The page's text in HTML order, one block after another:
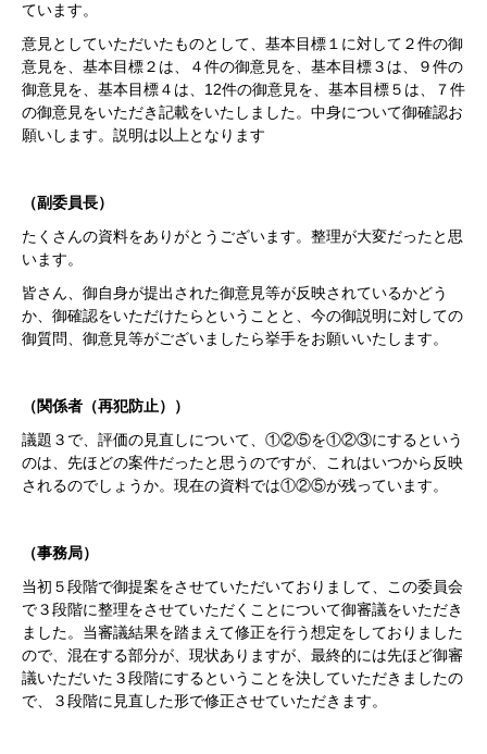
ています。
意見としていただいたものとして、基本目標１に対して２件の御
意見を、基本目標２は、４件の御意見を、基本目標３は、９件の
御意見を、基本目標４は、12件の御意見を、基本目標５は、７件
の御意見をいただき記載をいたしました。中身について御確認お
願いします。説明は以上となります
（副委員長）
たくさんの資料をありがとうございます。整理が大変だったと思
います。
皆さん、御自身が提出された御意見等が反映されているかどう
か、御確認をいただけたらということと、今の御説明に対しての
御質問、御意見等がございましたら挙手をお願いいたします。
（関係者（再犯防止））
議題３で、評価の見直しについて、①②⑤を①②③にするという
のは、先ほどの案件だったと思うのですが、これはいつから反映
されるのでしょうか。現在の資料では①②⑤が残っています。
（事務局）
当初５段階で御提案をさせていただいておりまして、この委員会
で３段階に整理をさせていただくことについて御審議をいただき
ました。当審議結果を踏まえて修正を行う想定をしておりました
ので、混在する部分が、現状ありますが、最終的には先ほど御審
議いただいた３段階にするということを決していただきましたの
で、３段階に見直した形で修正させていただきます。